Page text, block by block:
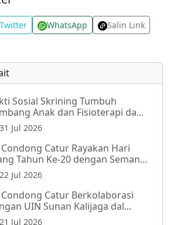
Twitter WhatsApp Salin Link
Sosial Skrining Tumbuh
Anak dan Fisioterapi da...
31 Jul 2026
Condong Catur Rayakan Hari
Tahun Ke-20 dengan Seman...
22 Jul 2026
Condong Catur Berkolaborasi
UIN Sunan Kalijaga dal...
21 Jul 2026